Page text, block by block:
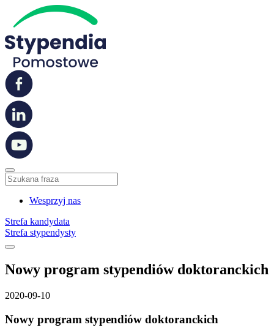
Wesprzyj nas
Strefa kandydata
Strefa stypendysty
Nowy program stypendiów doktoranckich
2020-09-10
Nowy program stypendiów doktoranckich